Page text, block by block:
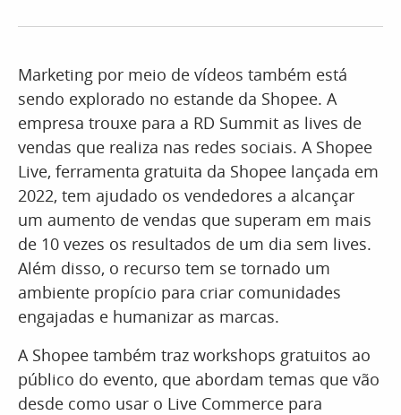
Marketing por meio de vídeos também está
sendo explorado no estande da Shopee. A
empresa trouxe para a RD Summit as lives de
vendas que realiza nas redes sociais. A Shopee
Live, ferramenta gratuita da Shopee lançada em
2022, tem ajudado os vendedores a alcançar
um aumento de vendas que superam em mais
de 10 vezes os resultados de um dia sem lives.
Além disso, o recurso tem se tornado um
ambiente propício para criar comunidades
engajadas e humanizar as marcas.
A Shopee também traz workshops gratuitos ao
público do evento, que abordam temas que vão
desde como usar o Live Commerce para